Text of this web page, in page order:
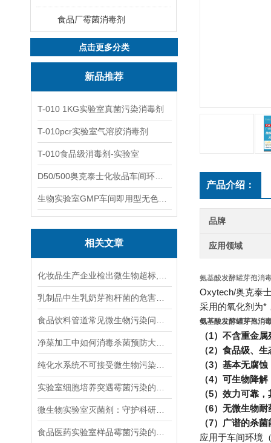
食品厂霉菌消毒剂
点击更多分类
新品推荐
T-010 1KG实验室真菌污染消毒剂
T-010pcr实验室气溶胶消毒剂
T-010食品级消毒剂-实验室
相关文章
产品介绍：
品牌
应用领域
氨基酸发酵罐芽孢消
Oxytech/奥克泰
采用的氧化剂为*
氨基酸发酵罐芽孢消
（1）不含重金
（2）食品级、
（3）基本无腐
（4）可生物降
（5）效力可靠
（6）无微生物
（7）广谱的杀
应用于车间环境